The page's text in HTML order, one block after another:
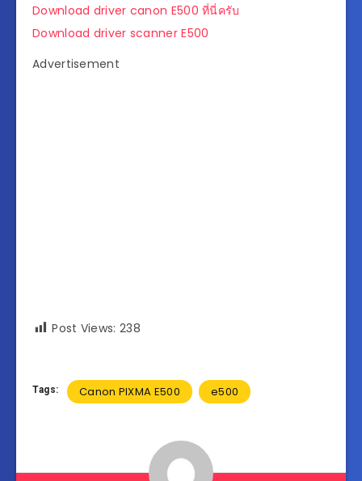
Download driver canon E500 ที่นี่ครับ
Download driver scanner E500
Advertisement
Post Views: 238
Tags: Canon PIXMA E500 e500